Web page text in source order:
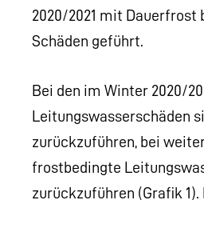
2020/2021 mit Dauerfrost
Schäden geführt.
Bei den im Winter 2020/
Leitungswasserschäden
zurückzuführen, bei
frostbedingte
zurückzuführen (Grafik